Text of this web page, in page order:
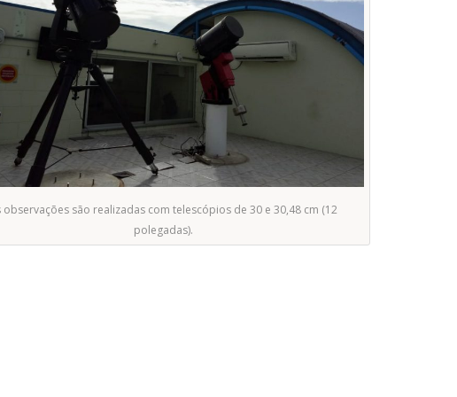
observações são realizadas com telescópios de 30 e 30,48 cm (12
polegadas).